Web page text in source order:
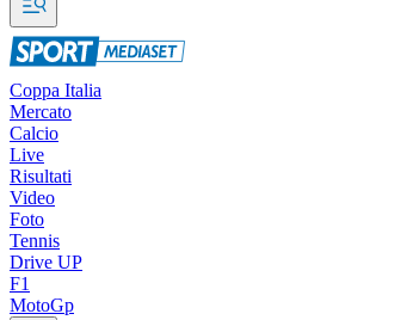
Coppa Italia
Mercato
Calcio
Live
Risultati
Video
Foto
Tennis
Drive UP
F1
MotoGp